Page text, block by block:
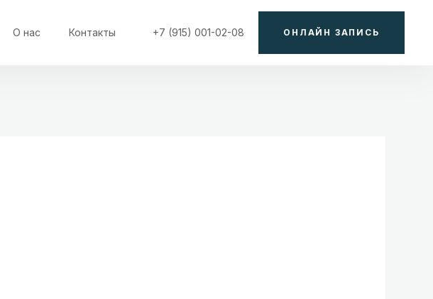
О нас Контакты +7 (915) 001-02-08 ОНЛАЙН ЗАПИСЬ